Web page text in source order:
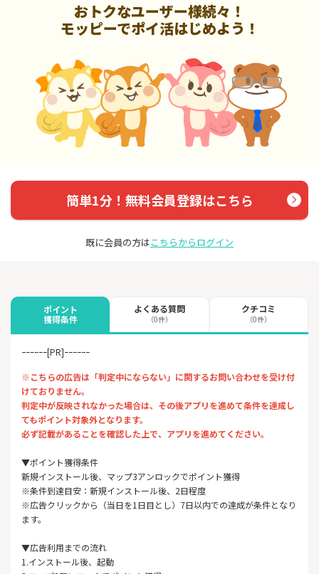
おトクなユーザー様続々！
モッピーでポイ活はじめよう！
簡単1分！無料会員登録はこちら
既に会員の方はこちらからログイン
ポイント
獲得条件
よくある質問
（0件）
クチコミ
（0件）
ｰｰｰｰｰｰ[PR]ｰｰｰｰｰｰ
※こちらの広告は「判定中にならない」に関するお問い合わせを受け付
けておりません。
判定中が反映されなかった場合は、その後アプリを進めて条件を達成し
てもポイント対象外となります。
必ず記載があることを確認した上で、アプリを進めてください。
▼ポイント獲得条件
新規インストール後、マップ3アンロックでポイント獲得
※条件到達目安：新規インストール後、2日程度
※広告クリックから（当日を1日目とし）7日以内での達成が条件となり
ます。
▼広告利用までの流れ
1.インストール後、起動